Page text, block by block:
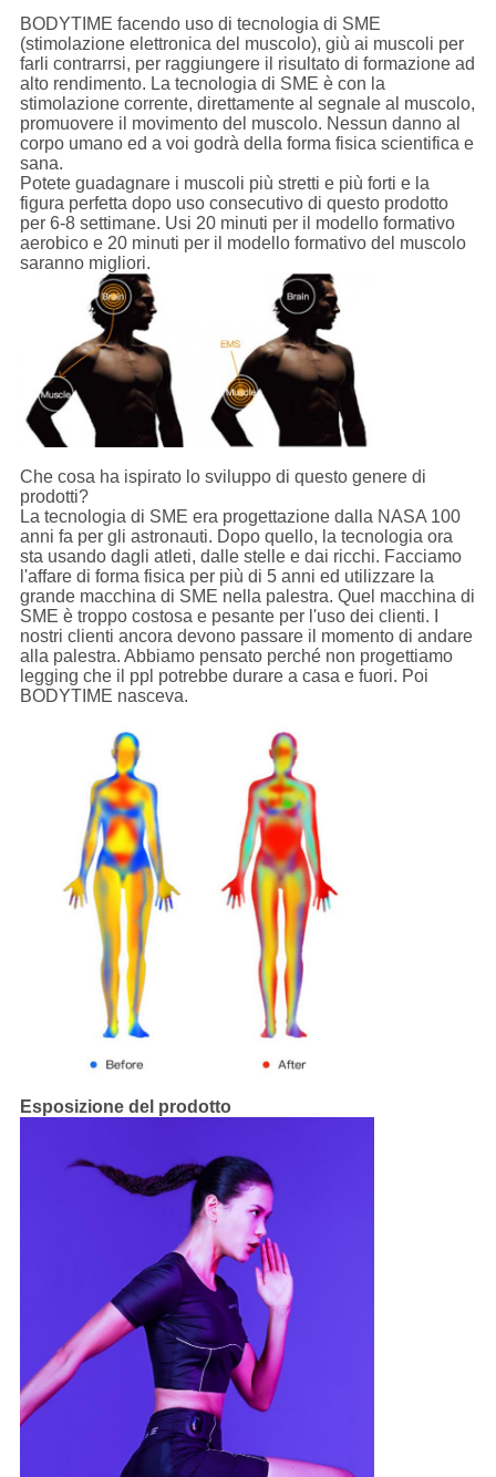
BODYTIME facendo uso di tecnologia di SME
(stimolazione elettronica del muscolo), giù ai muscoli per
farli contrarrsi, per raggiungere il risultato di formazione ad
alto rendimento. La tecnologia di SME è con la
stimolazione corrente, direttamente al segnale al muscolo,
promuovere il movimento del muscolo. Nessun danno al
corpo umano ed a voi godrà della forma fisica scientifica e
sana.
Potete guadagnare i muscoli più stretti e più forti e la
figura perfetta dopo uso consecutivo di questo prodotto
per 6-8 settimane. Usi 20 minuti per il modello formativo
aerobico e 20 minuti per il modello formativo del muscolo
saranno migliori.
Che cosa ha ispirato lo sviluppo di questo genere di
prodotti?
La tecnologia di SME era progettazione dalla NASA 100
anni fa per gli astronauti. Dopo quello, la tecnologia ora
sta usando dagli atleti, dalle stelle e dai ricchi. Facciamo
l'affare di forma fisica per più di 5 anni ed utilizzare la
grande macchina di SME nella palestra. Quel macchina di
SME è troppo costosa e pesante per l'uso dei clienti. I
nostri clienti ancora devono passare il momento di andare
alla palestra. Abbiamo pensato perché non progettiamo
legging che il ppl potrebbe durare a casa e fuori. Poi
BODYTIME nasceva.
Esposizione del prodotto